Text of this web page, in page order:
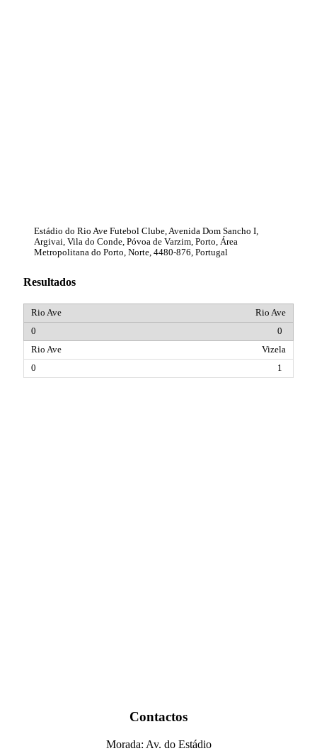
Estádio do Rio Ave Futebol Clube, Avenida Dom Sancho I,
Argivai, Vila do Conde, Póvoa de Varzim, Porto, Área
Metropolitana do Porto, Norte, 4480-876, Portugal
Resultados
Rio Ave
0
Vizela
1
Contactos
Morada: Av. do Estádio